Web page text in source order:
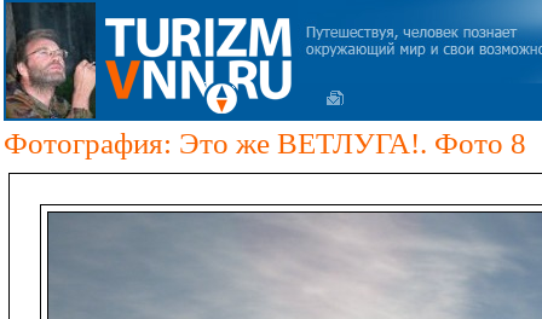
Фотография: Это же ВЕТЛУГА!. Фото 8